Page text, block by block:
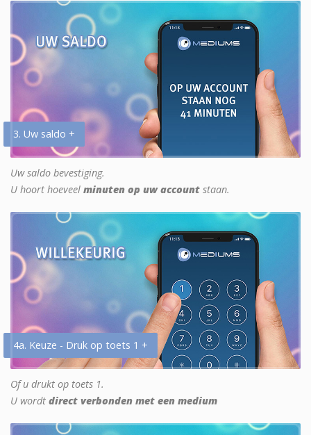
3. Uw saldo +
Uw saldo bevestiging.
U hoort hoeveel minuten op uw account staan.
4a. Keuze - Druk op toets 1 +
Of u drukt op toets 1.
U wordt direct verbonden met een medium